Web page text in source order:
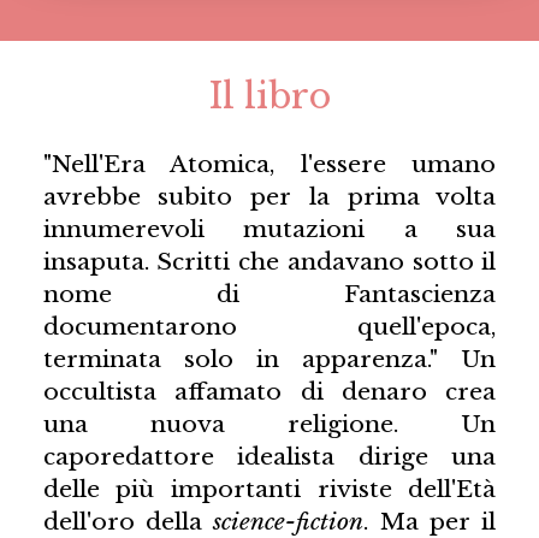
Il libro
"Nell'Era Atomica, l'essere umano
avrebbe subito per la prima volta
innumerevoli mutazioni a sua
insaputa. Scritti che andavano sotto il
nome di Fantascienza
documentarono quell'epoca,
terminata solo in apparenza." Un
occultista affamato di denaro crea
una nuova religione. Un
caporedattore idealista dirige una
delle più importanti riviste dell'Età
dell'oro dellascience-fiction. Ma per il